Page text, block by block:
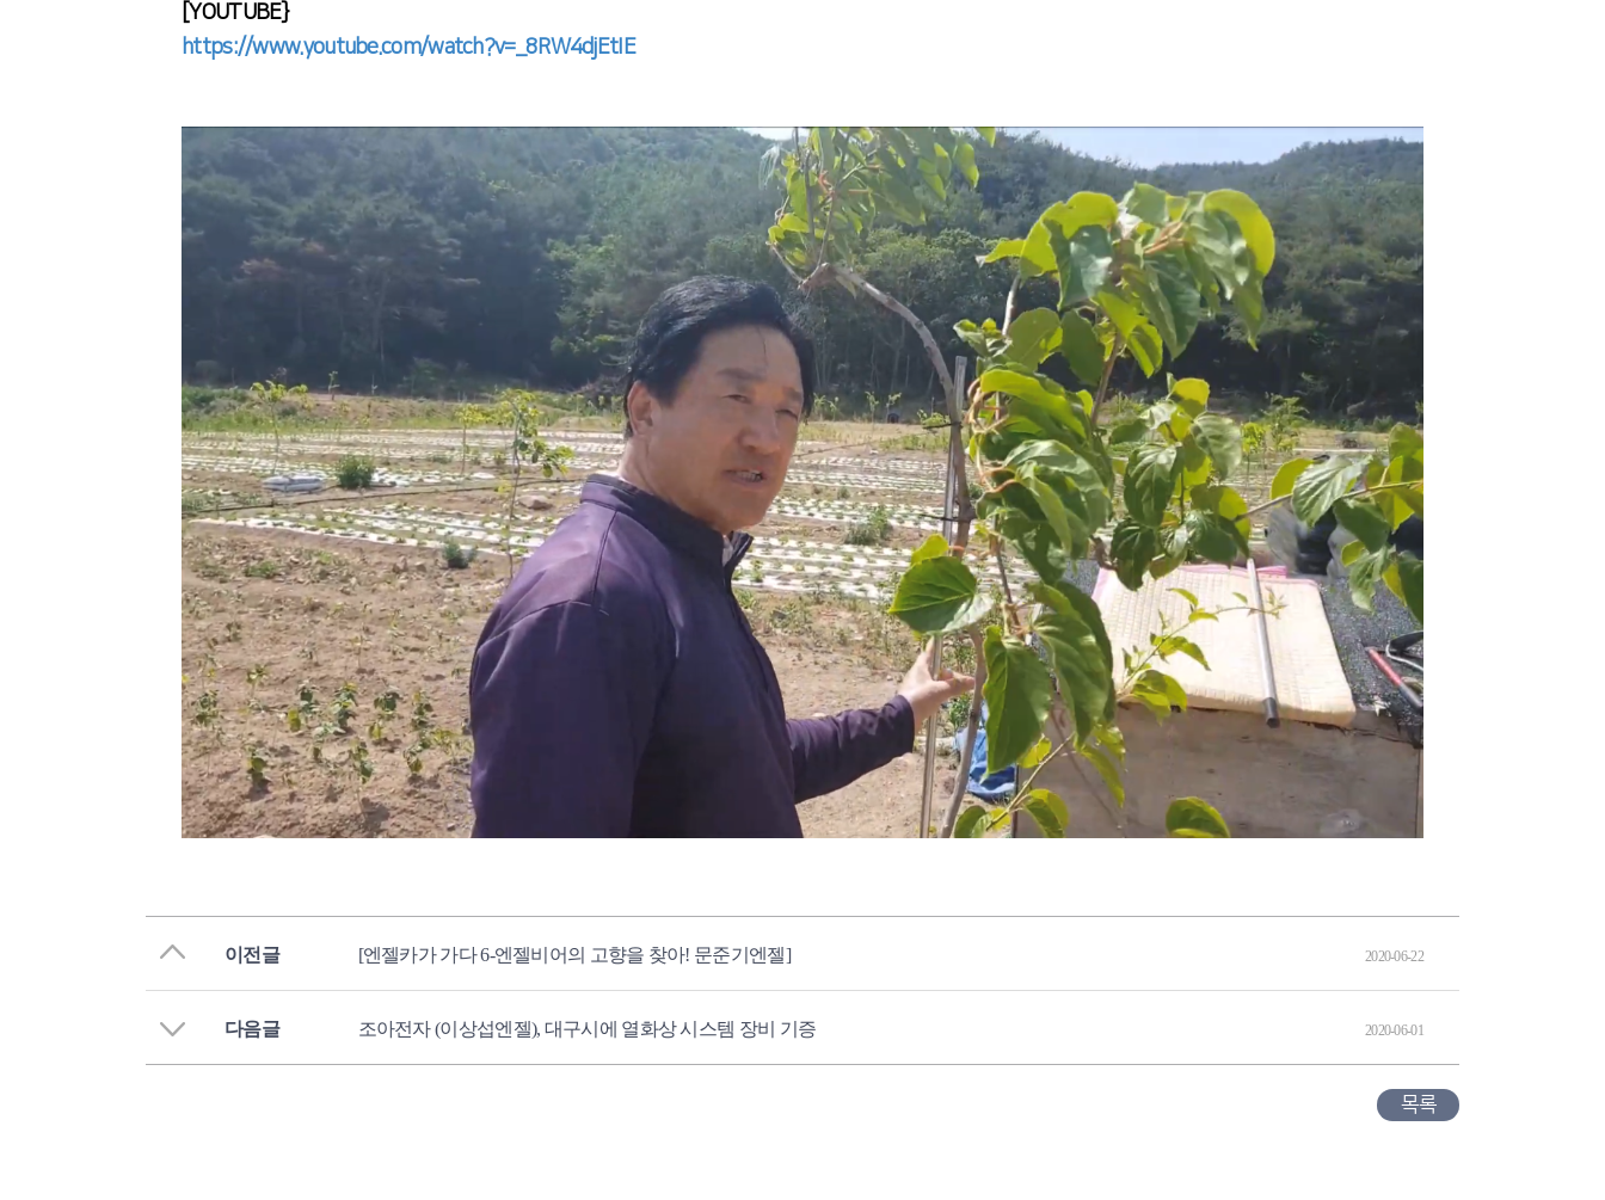
[YOUTUBE}
https://www.youtube.com/watch?v=_8RW4djEtIE
이전글 [엔젤카가 가다 6-엔젤비어의 고향을 찾아! 문준기엔젤] 2020-06-22
다음글 조아전자 (이상섭엔젤), 대구시에 열화상 시스템 장비 기증 2020-06-01
목록